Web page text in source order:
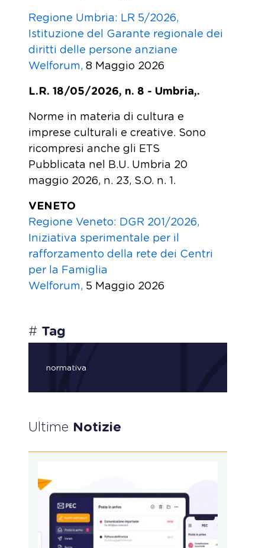
Regione Umbria: LR 5/2026,
Istituzione del Garante regionale dei
diritti delle persone anziane
Welforum, 8 Maggio 2026
L.R. 18/05/2026, n. 8 - Umbria,.
Norme in materia di cultura e
imprese culturali e creative. Sono
ricompresi anche gli ETS
Pubblicata nel B.U. Umbria 20
maggio 2026, n. 23, S.O. n. 1.
VENETO
Regione Veneto: DGR 201/2026,
Iniziativa sperimentale per il
rafforzamento della rete dei Centri
per la Famiglia
Welforum, 5 Maggio 2026
# Tag
normativa
Ultime Notizie